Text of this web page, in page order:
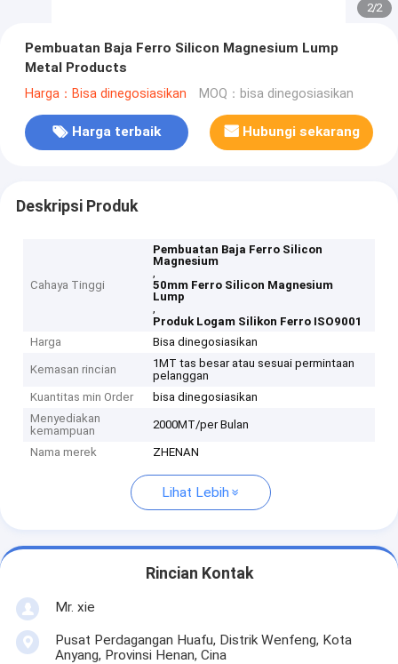
2/2
Pembuatan Baja Ferro Silicon Magnesium Lump
Metal Products
Harga：Bisa dinegosiasikan MOQ：bisa dinegosiasikan
Harga terbaik Hubungi sekarang
Deskripsi Produk
Cahaya Tinggi
Pembuatan Baja Ferro Silicon
Magnesium
,
50mm Ferro Silicon Magnesium
Lump
,
Produk Logam Silikon Ferro ISO9001
Harga
Bisa dinegosiasikan
Kemasan rincian
1MT tas besar atau sesuai permintaan
pelanggan
Kuantitas min Order
bisa dinegosiasikan
Menyediakan
kemampuan
2000MT/per Bulan
Nama merek ZHENAN
Lihat Lebih
Rincian Kontak
Mr. xie
Pusat Perdagangan Huafu, Distrik Wenfeng, Kota
Anyang, Provinsi Henan, Cina